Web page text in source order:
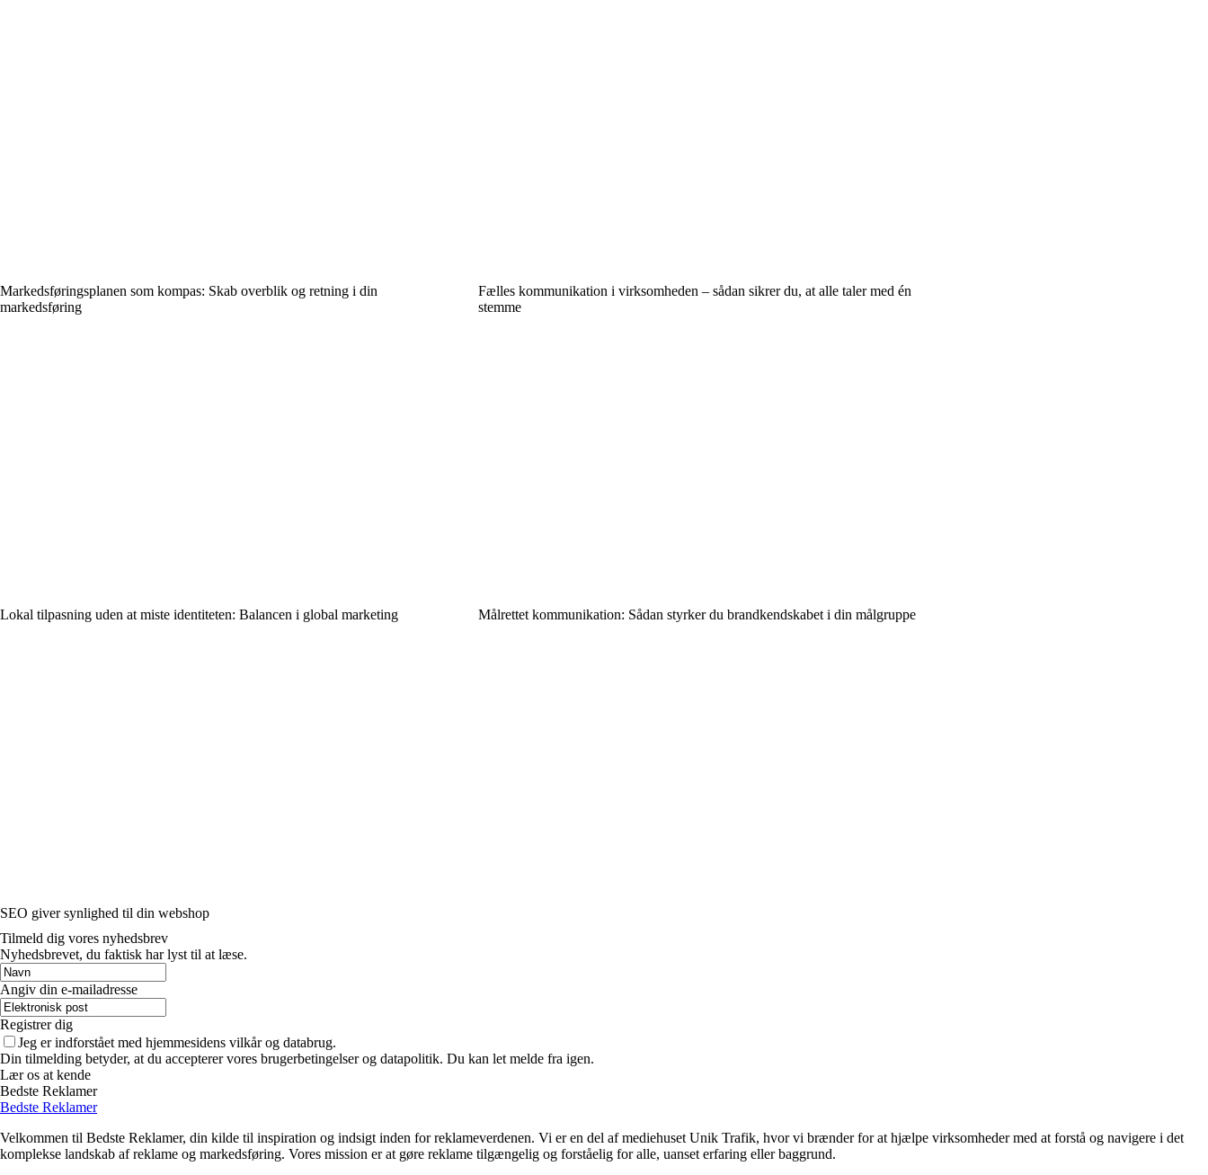
Markedsføringsplanen som kompas: Skab overblik og retning i din
markedsføring
Fælles kommunikation i virksomheden – sådan sikrer du, at alle taler med én
stemme
Lokal tilpasning uden at miste identiteten: Balancen i global marketing Målrettet kommunikation: Sådan styrker du brandkendskabet i din målgruppe
SEO giver synlighed til din webshop
Tilmeld dig vores nyhedsbrev
Nyhedsbrevet, du faktisk har lyst til at læse.
Angiv din e-mailadresse
Registrer dig
Jeg er indforstået med hjemmesidens vilkår og databrug.
Din tilmelding betyder, at du accepterer vores brugerbetingelser og datapolitik. Du kan let melde fra igen.
Lær os at kende
Bedste Reklamer
Bedste Reklamer
Velkommen til Bedste Reklamer, din kilde til inspiration og indsigt inden for reklameverdenen. Vi er en del af mediehuset Unik Trafik, hvor vi brænder for at hjælpe virksomheder med at forstå og navigere i det
komplekse landskab af reklame og markedsføring. Vores mission er at gøre reklame tilgængelig og forståelig for alle, uanset erfaring eller baggrund.